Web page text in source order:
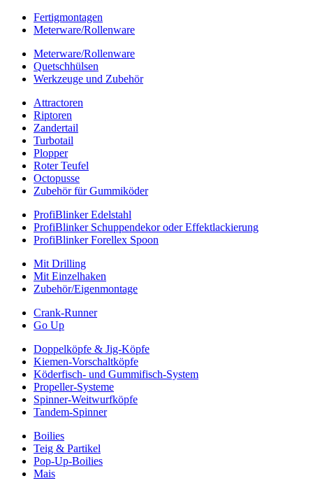
Fertigmontagen
Meterware/Rollenware
Meterware/Rollenware
Quetschhülsen
Werkzeuge und Zubehör
Attractoren
Riptoren
Zandertail
Turbotail
Plopper
Roter Teufel
Octopusse
Zubehör für Gummiköder
ProfiBlinker Edelstahl
ProfiBlinker Schuppendekor oder Effektlackierung
ProfiBlinker Forellex Spoon
Mit Drilling
Mit Einzelhaken
Zubehör/Eigenmontage
Crank-Runner
Go Up
Doppelköpfe & Jig-Köpfe
Kiemen-Vorschaltköpfe
Köderfisch- und Gummifisch-System
Propeller-Systeme
Spinner-Weitwurfköpfe
Tandem-Spinner
Boilies
Teig & Partikel
Pop-Up-Boilies
Mais